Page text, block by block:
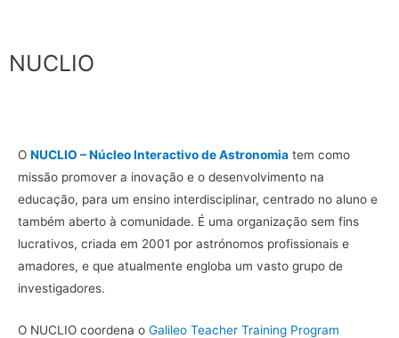
NUCLIO
O NUCLIO – Núcleo Interactivo de Astronomia tem como
missão promover a inovação e o desenvolvimento na
educação, para um ensino interdisciplinar, centrado no aluno e
também aberto à comunidade. É uma organização sem fins
lucrativos, criada em 2001 por astrónomos profissionais e
amadores, e que atualmente engloba um vasto grupo de
investigadores.
O NUCLIO coordena o Galileo Teacher Training Program